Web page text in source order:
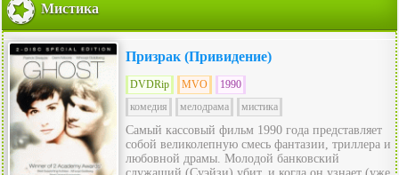
Мистика
Призрак (Привидение)
DVDRip MVO
1990
комедия
мелодрама мистика
Самый кассовый фильм 1990 года представляет
собой великолепную смесь фантазии, триллера и
любовной драмы. Молодой банковский